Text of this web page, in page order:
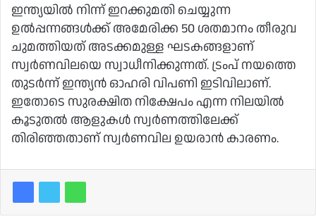
ഇന്ത്യയില്‍ നിന്ന് ഇറക്കുമതി ചെയ്യുന്ന
ഉല്‍പ്പന്നങ്ങള്‍ക്ക് അമേരിക്ക 50 ശതമാനം തീരുവ
ചുമത്തിയത് അടക്കമുള്ള ഘടകങ്ങളാണ്
സ്വര്‍ണവിലയെ സ്വാധീനിക്കുന്നത്. ട്രംപ് നയത്തെ
തുടര്‍ന്ന് ഇന്ത്യന്‍ ഓഹരി വിപണി ഇടിവിലാണ്.
ഇതോടെ സുരക്ഷിത നിക്ഷേപം എന്ന നിലയില്‍
കൂടുതല്‍ ആളുകള്‍ സ്വര്‍ണത്തിലേക്ക്
തിരിഞ്ഞതാണ് സ്വര്‍ണവില ഉയരാന്‍ കാരണം.